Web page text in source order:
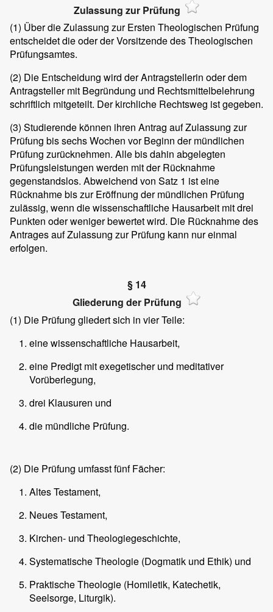
Zulassung zur Prüfung
(1) Über die Zulassung zur Ersten Theologischen Prüfung
entscheidet die oder der Vorsitzende des Theologischen
Prüfungsamtes.
(2) Die Entscheidung wird der Antragstellerin oder dem
Antragsteller mit Begründung und Rechtsmittelbelehrung
schriftlich mitgeteilt. Der kirchliche Rechtsweg ist gegeben.
(3) Studierende können ihren Antrag auf Zulassung zur
Prüfung bis sechs Wochen vor Beginn der mündlichen
Prüfung zurücknehmen. Alle bis dahin abgelegten
Prüfungsleistungen werden mit der Rücknahme
gegenstandslos. Abweichend von Satz 1 ist eine
Rücknahme bis zur Eröffnung der mündlichen Prüfung
zulässig, wenn die wissenschaftliche Hausarbeit mit drei
Punkten oder weniger bewertet wird. Die Rücknahme des
Antrages auf Zulassung zur Prüfung kann nur einmal
erfolgen.
§ 14
Gliederung der Prüfung
(1) Die Prüfung gliedert sich in vier Teile:
eine wissenschaftliche Hausarbeit,
eine Predigt mit exegetischer und meditativer
Vorüberlegung,
drei Klausuren und
die mündliche Prüfung.
(2) Die Prüfung umfasst fünf Fächer:
Altes Testament,
Neues Testament,
Kirchen- und Theologiegeschichte,
Systematische Theologie (Dogmatik und Ethik) und
Praktische Theologie (Homiletik, Katechetik,
Seelsorge, Liturgik).